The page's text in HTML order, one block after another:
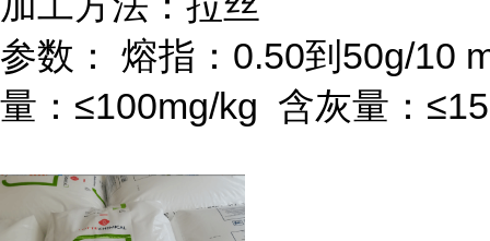
参数：
熔指： 0.50到50g/10
量：≤100mg/kg 含灰量：≤